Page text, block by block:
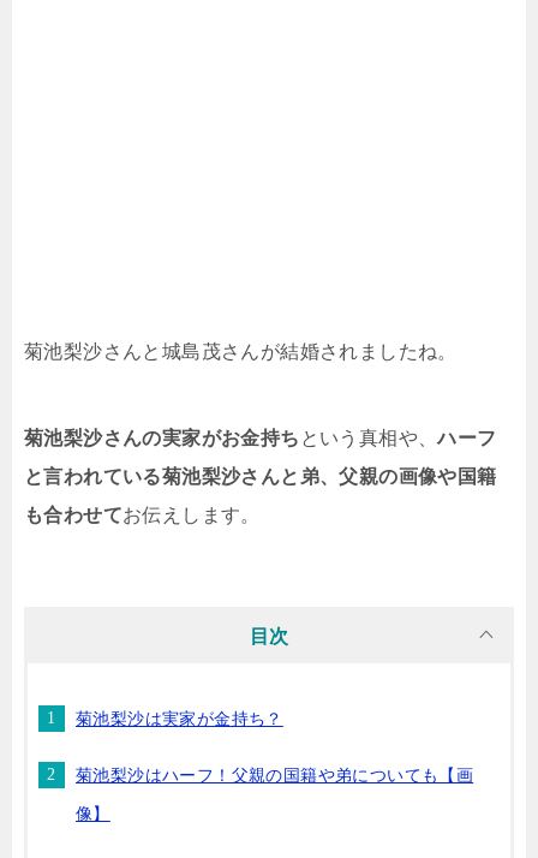
菊池梨沙さんと城島茂さんが結婚されましたね。
菊池梨沙さんの実家がお金持ち という真相や、ハーフ
と言われている菊池梨沙さんと弟、父親の画像や国籍
も合わせてお伝えします。
目次
菊池梨沙は実家が金持ち？
菊池梨沙はハーフ！父親の国籍や弟についても【画
像】